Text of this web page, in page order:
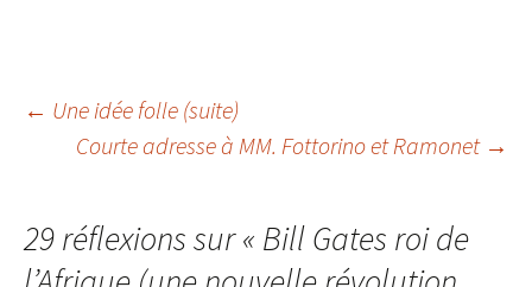
Navigation
← Une idée folle (suite)
Courte adresse à MM. Fottorino et Ramonet →
29 réflexions sur « Bill Gates roi de